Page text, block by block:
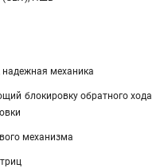
надежная механика
блокировку обратного хода
механизма